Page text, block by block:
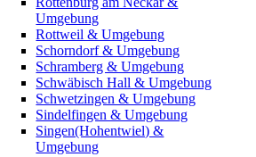
Umgebung
Rottweil & Umgebung
Schorndorf & Umgebung
Schramberg & Umgebung
Schwäbisch Hall & Umgebung
Schwetzingen & Umgebung
Sindelfingen & Umgebung
Singen(Hohentwiel) &
Umgebung